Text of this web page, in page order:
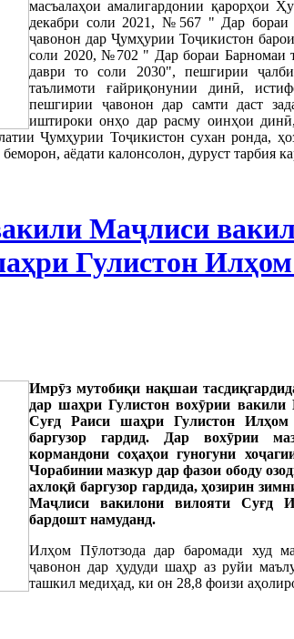
масъалаҳои амалигардонии қарорҳои
декабри соли 2021, №567 " Дар
ҷавонон дар Ҷумҳурии Тоҷикистон
соли 2020, №702 " Дар бораи Барномаи
даври то соли 2030", пешгирии
таълимоти ғайриқонунии динӣ,
пешгирии ҷавонон дар самти даст
иштироки онҳо дар расму оинҳои
Ҷумҳурии Тоҷикистон сухан ронда,
аёдати калонсолон, дуруст тарбия
Маҷлиси
Гулистон
Имрӯз мутобиқи нақшаи
дар шаҳри Гулистон вохӯрии
Суғд Раиси шаҳри Гулистон Илҳом
баргузор гардид. Дар вохӯрии
кормандони соҳаҳои гуногуни
Чорабинии мазкур дар фазои ободу
ахлоқӣ баргузор гардида, ҳозирин
Маҷлиси вакилони вилояти Суғд
бардошт намуданд.
Илҳом Пӯлотзода дар баромади худ
ҷавонон дар ҳудуди шаҳр аз руйи
ташкил медиҳад, ки он 28,8 фоизи